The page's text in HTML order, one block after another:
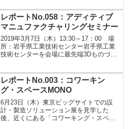
されました。 私も実際に触ってみました
が、ド...
レポートNo.058：アディティブ
マニュファクチャリングセミナー
2019年3月7日（木）13:30～17：00 場
所：岩手県工業技術センター岩手県工業
技術センターを会場に最先端3Dものづく
ジー最適化が話題になってきている中、
今後より金...
レポートNo.003：コワーキン
グ・スペースMONO
6月23日（木）東京ビッグサイトでの設
計・製造ソリューション展を見学した
後、近くにある「コワーキング・スペー